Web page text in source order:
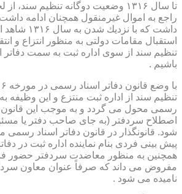
تا سال ۱۳۱۶ وضعیت دوگانه تنظیم
راجع به اموال غیرمنقول همچنان ادامه داشت
داشت كه با
استقبال مقامات دولتی به منظور انتزاع و
تنظیم سند از سوی اداره ثبت به سمت
باشیم .
تنظیم سند از اداره ثبت منتزع و این وظیفه
رسمی محول می گردد و به موجب این قانون و
اصطلاح سردفتر (به جای صاحب دفتر یا
پیش بینی فردی بنام نماینده اداره ثبت در
همچنین به منظور معاضدت سردفتر حضور
مفروض می داند كه صرفاً عنوان معاون
نامیده می شود .